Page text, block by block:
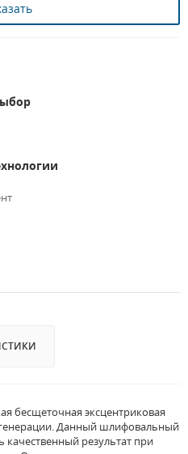
бесщеточная эксцентриковая
Данный шлифовальный
результат при